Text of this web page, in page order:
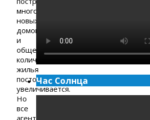
много
новых
домов,
и
общее
количество
жилья
постоянно
увеличивается.
Но
все
агенты
Час Солнца